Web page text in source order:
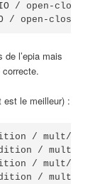
/ open-close
/ open-close
l’epia mais
est le meilleur) :
/ mult/
/ mult/
/ mult/
/ mult/